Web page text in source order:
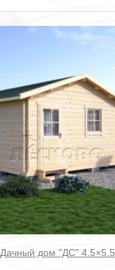
Дачный дом "ДС" 4.5×5.5